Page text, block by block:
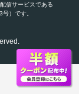
信サービスである
）です。